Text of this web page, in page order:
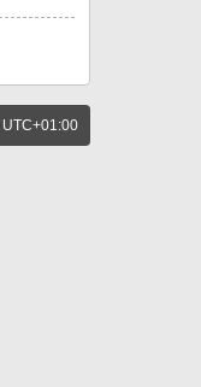
UTC+01:00